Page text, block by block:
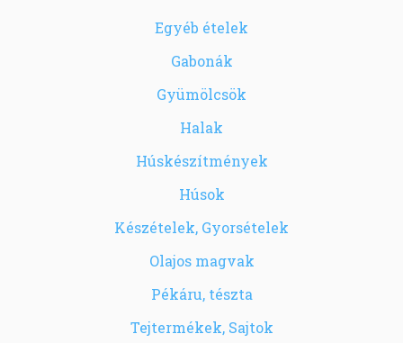
Egyéb ételek
Gabonák
Gyümölcsök
Halak
Húskészítmények
Húsok
Készételek, Gyorsételek
Olajos magvak
Pékáru, tészta
Tejtermékek, Sajtok